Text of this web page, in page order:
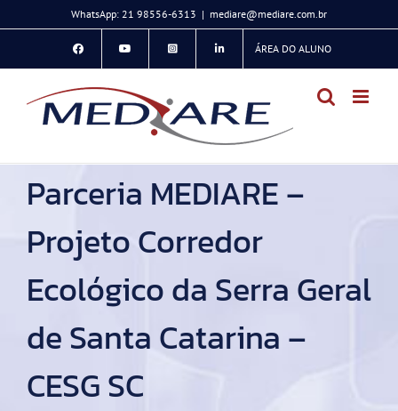
para
conteúdo
WhatsApp: 21 98556-6313 | mediare@mediare.com.br
ÁREA DO ALUNO
Parceria MEDIARE –
Projeto Corredor
Ecológico da Serra Geral
de Santa Catarina –
CESG SC